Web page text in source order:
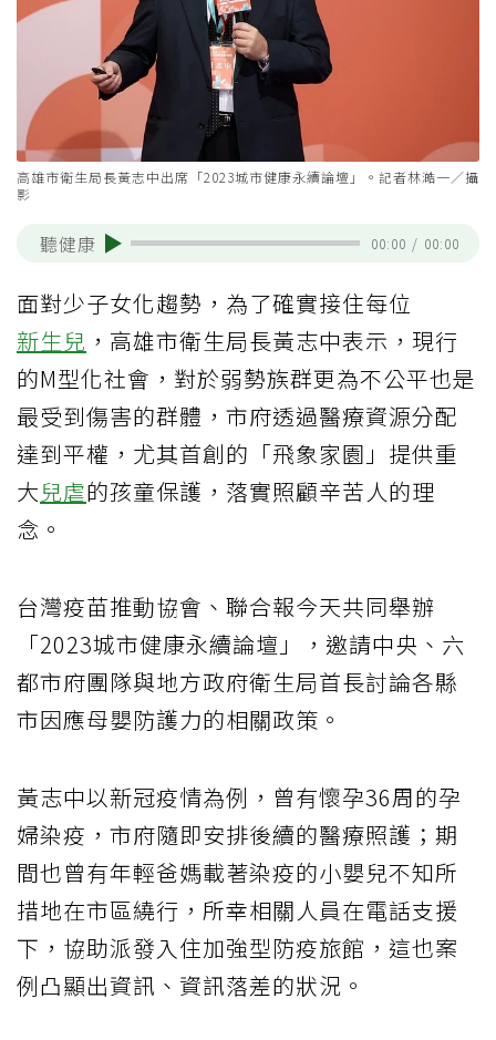
高雄市衛生局長黃志中出席「2023城市健康永續論壇」。記者林澔一／攝
影
聽健康 00:00 / 00:00
面對少子女化趨勢，為了確實接住每位
新生兒 ，高雄市衛生局長黃志中表示，現行
的M型化社會，對於弱勢族群更為不公平也是
最受到傷害的群體，市府透過醫療資源分配
達到平權，尤其首創的「飛象家園」提供重
大兒虐的孩童保護，落實照顧辛苦人的理
念。
台灣疫苗推動協會、聯合報今天共同舉辦
「2023城市健康永續論壇」，邀請中央、六
都市府團隊與地方政府衛生局首長討論各縣
市因應母嬰防護力的相關政策。
黃志中以新冠疫情為例，曾有懷孕36周的孕
婦染疫，市府隨即安排後續的醫療照護；期
間也曾有年輕爸媽載著染疫的小嬰兒不知所
措地在市區繞行，所幸相關人員在電話支援
下，協助派發入住加強型防疫旅館，這也案
例凸顯出資訊、資訊落差的狀況。